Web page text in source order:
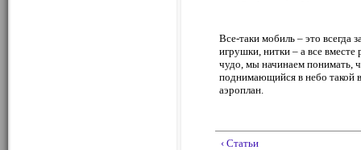
Все-таки мобиль – это всегда
игрушки, нитки – а все вместе
чудо, мы начинаем понимать,
поднимающийся в небо такой
аэроплан.
‹ Статьи